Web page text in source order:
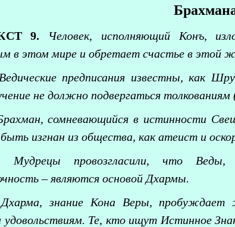
9.
Человек, исполняющий Конъ,
в этом мире и обретает счастье в этой
Ведические предписания известны, как
не должно подвергаться
сомневающийся в истинности
изгнан из общества, как атеист и
Мудрецы провозгласили, что
– являются основой Дхармы.
Дхарма, знание Кона Веры,
удовольствиям. Те, кто ищут Истинное